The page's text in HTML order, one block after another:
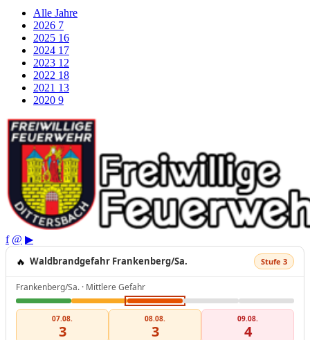
Alle Jahre
2026 7
2025 16
2024 17
2023 12
2022 18
2021 13
2020 9
f @ ▶
🔥 Waldbrandgefahr Frankenberg/Sa. Stufe 3
Frankenberg/Sa. · Mittlere Gefahr
07.08.
3
08.08.
3
09.08.
4